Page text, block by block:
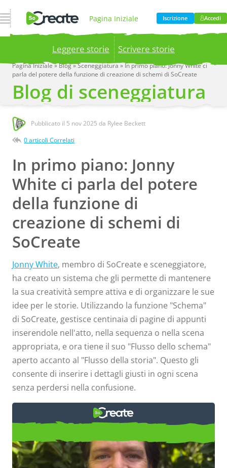
Apri Navigazione Pagina Iniziale
Prodotto Prezzi
Blog Azienda
Iscrizione Accedi
Leggere storie Scrivere storie
Publish your stories to a global audience.
now!
Pagina Iniziale»Blog»Sceneggiatura»In primo piano: Jonny White ci
parla del potere della funzione di creazione di schemi di SoCreate
Blog di sceneggiatura
Pubblicato il 5 nov 2025 da Rylee Beckett
0 articoli Correlati
In primo piano: Jonny
White ci parla del potere
della funzione di
creazione di schemi di
SoCreate
Jonny White, membro di SoCreate e sceneggiatore,
ha creato un sistema che gli permette di mantenere
la sua creatività sempre attiva e di organizzare le sue
idee per le storie. Utilizzando la funzione "Schema"
di SoCreate, gestisce centinaia di pagine di appunti
inserendole nell'atto, nella sequenza o nella scena
appropriata, e ora tiene il suo "Flusso dello schema"
aperto accanto al "Flusso della storia". Questo gli
consente di inserire i dettagli giusti in ogni scena
senza perdersi nella confusione.
Membro in evidenza: Jonny
White